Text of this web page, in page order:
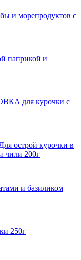
и морепродуктов с
паприкой и
для курочки с
острой курочки в
чили 200г
и базиликом
250г